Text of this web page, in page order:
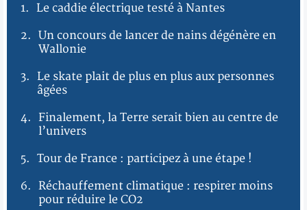
1. Le caddie électrique testé à Nantes
2. Un concours de lancer de nains dégénère en
Wallonie
3. Le skate plait de plus en plus aux personnes
âgées
4. Finalement, la Terre serait bien au centre de
l’univers
5. Tour de France : participez à une étape !
6. Réchauffement climatique : respirer moins
pour réduire le CO2